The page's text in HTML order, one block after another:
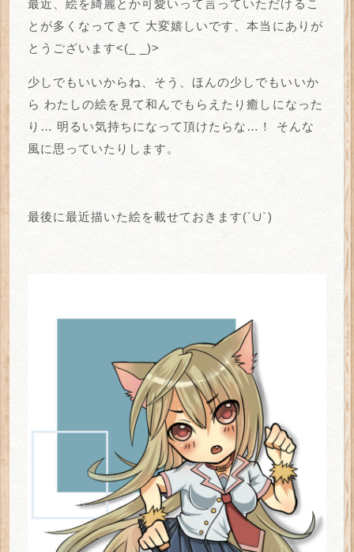
最近、絵を綺麗とか可愛いって言っていただけるこ
とが多くなってきて 大変嬉しいです、本当にありが
とうございます<(_ _)>
少しでもいいからね、そう、ほんの少しでもいいか
ら わたしの絵を見て和んでもらえたり癒しになった
り… 明るい気持ちになって頂けたらな…！
そんな
風に思っていたりします。
最後に最近描いた絵を載せておきます(´∪`)